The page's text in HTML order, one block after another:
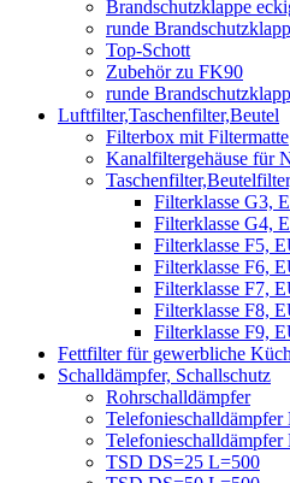
Brandschutzklappe
runde
Top-Schott
Zubehör zu FK90
runde
Luftfilter,Taschenfilter,Beutel
Filterbox mit Filtermatte
Kanalfiltergehäuse für
Filterklasse G3,
Filterklasse G4,
Filterklasse F5,
Filterklasse F6,
Filterklasse F7,
Filterklasse F8,
Filterklasse F9,
Fettfilter für gewerbliche
Schalldämpfer, Schallschutz
Rohrschalldämpfer
Telefonieschalldämpfer
Telefonieschalldämpfer
TSD DS=25 L=500